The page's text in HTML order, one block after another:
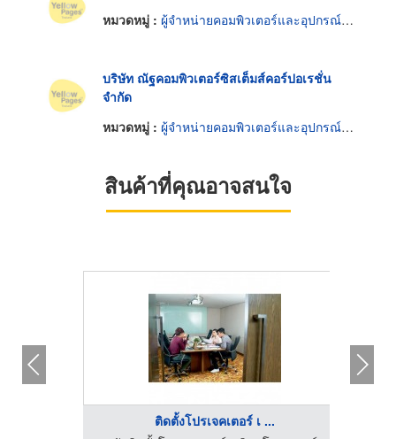
หมวดหมู่ : ผู้จำหน่ายคอมพิวเตอร์และอุปกรณ์ต่อพ่วง
บริษัท ณัฐคอมพิวเตอร์ซิสเต็มส์คอร์ปอเรชั่น
จำกัด
หมวดหมู่ : ผู้จำหน่ายคอมพิวเตอร์และอุปกรณ์ต่อพ่วง
สินค้าที่คุณอาจสนใจ
ติดตั้งโปรเจคเตอร์ เ ...